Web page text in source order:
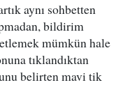
aynı sohbetten
bildirim
mümkün hale
tıklandıktan
belirten mavi tik